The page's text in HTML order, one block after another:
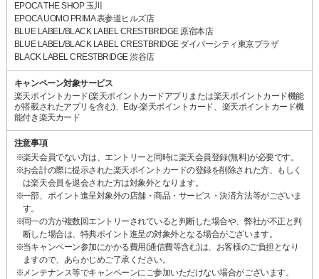
EPOCA THE SHOP 玉川
EPOCA UOMO PRIMA 表参道ヒルズ店
BLUE LABEL/BLACK LABEL CRESTBRIDGE 原宿本店
BLUE LABEL/BLACK LABEL CRESTBRIDGE ダイバーシティ東京プラザ
BLACK LABEL CRESTBRIDGE 渋谷店
キャンペーン対象サービス
楽天ポイントカード(楽天ポイントカードアプリまたは楽天ポイントカード機能
が搭載されたアプリを含む)、Edy-楽天ポイントカード、楽天ポイントカード機
能付き楽天カード
注意事項
楽天会員でない方は、エントリーと同時に楽天会員登録(無料)が必要です。
お会計の際に提示された楽天ポイントカードの登録を削除された方、もしく
は楽天会員を退会された方は対象外となります。
一部、ポイント進呈対象外の店舗・商品・サービス・決済方法等がございま
す。
同一の方が複数回エントリーされていると判断した場合や、弊社が不正と判
断した場合は、特典ポイント進呈の対象外となる場合がございます。
当キャンペーン参加にかかる費用(通信費等含む)は、お客様のご負担となり
ますので、あらかじめご了承ください。
メンテナンス等でキャンペーンにご参加いただけない場合がございます。